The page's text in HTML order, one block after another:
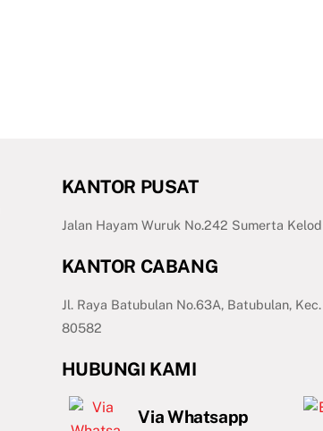
KANTOR PUSAT
Jalan Hayam Wuruk No.242 Sumerta
KANTOR CABANG
Jl. Raya Batubulan No.63A, Batubulan,
80582
HUBUNGI KAMI
Via Whatsapp